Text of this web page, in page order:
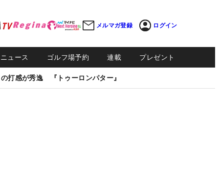
メルマガ登録 ログイン
ュース ゴルフ場予約 連載 プレゼント
打感が秀逸 『トゥーロンパター』